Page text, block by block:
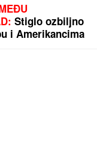
Stiglo ozbiljno
i Amerikancima